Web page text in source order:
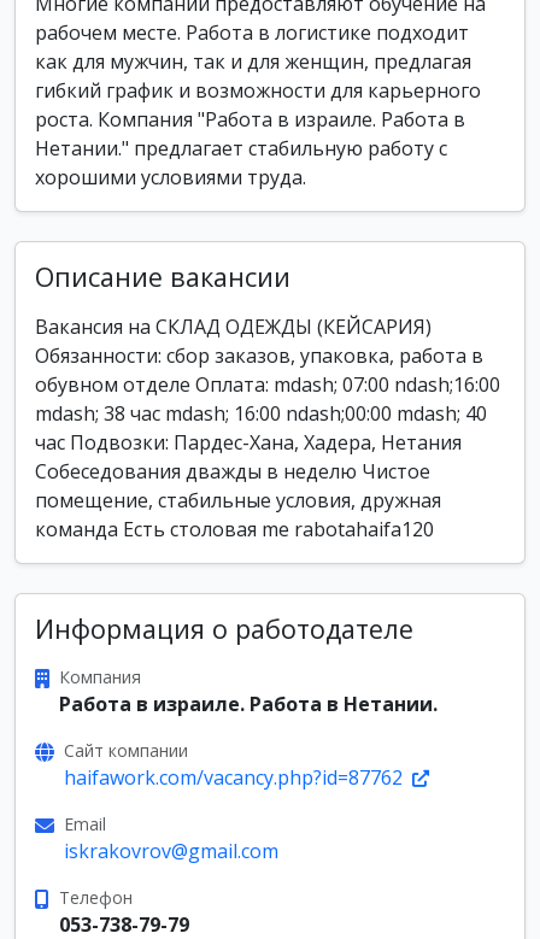
рабочем месте. Работа в логистике подходит
как для мужчин, так и для женщин, предлагая
гибкий график и возможности для карьерного
роста. Компания "Работа в израиле. Работа в
Нетании." предлагает стабильную работу с
хорошими условиями труда.
Описание вакансии
Вакансия на СКЛАД ОДЕЖДЫ (КЕЙСАРИЯ)
Обязанности: сбор заказов, упаковка, работа в
обувном отделе Оплата: mdash; 07:00 ndash;16:00
mdash; 38 час mdash; 16:00 ndash;00:00 mdash; 40
час Подвозки: Пардес-Хана, Хадера, Нетания
Собеседования дважды в неделю Чистое
помещение, стабильные условия, дружная
команда Есть столовая me rabotahaifa120
Информация о работодателе
Компания
Работа в израиле. Работа в Нетании.
Сайт компании
haifawork.com/vacancy.php?id=87762
Email
iskrakovrov@gmail.com
Телефон
053-738-79-79